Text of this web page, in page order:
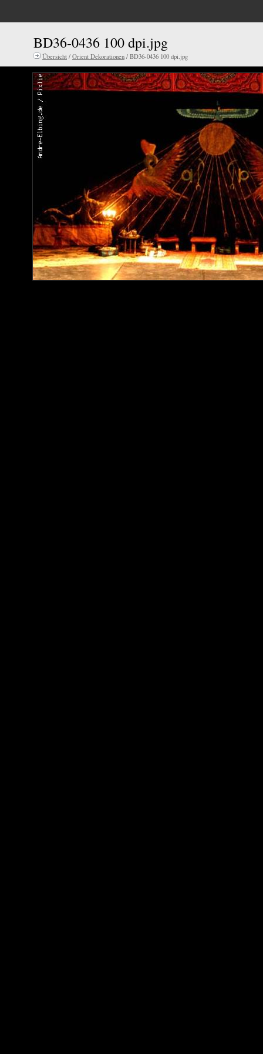
BD36-0436 100 dpi.jpg
Übersicht / Orient Dekorationen / BD36-0436 100 dpi.jpg